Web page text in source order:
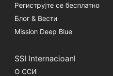
Региструјте се бесплатно
Блог & Вести
Mission Deep Blue
SSI Internacioanl
О ССИ